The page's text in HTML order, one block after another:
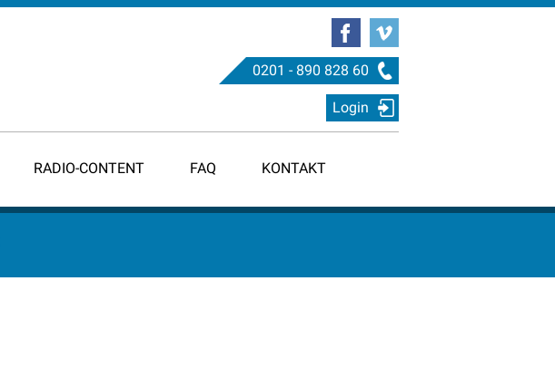
0201 - 890 828 60
Login
RADIO-CONTENT FAQ KONTAKT